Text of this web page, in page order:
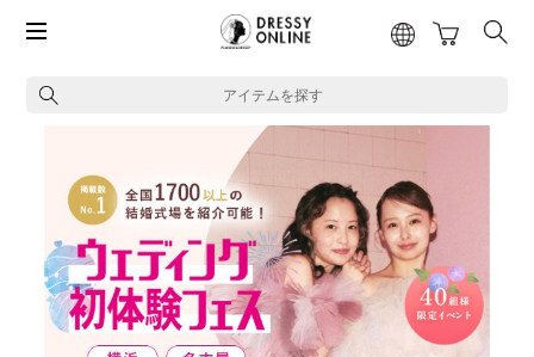
アイテムを探す